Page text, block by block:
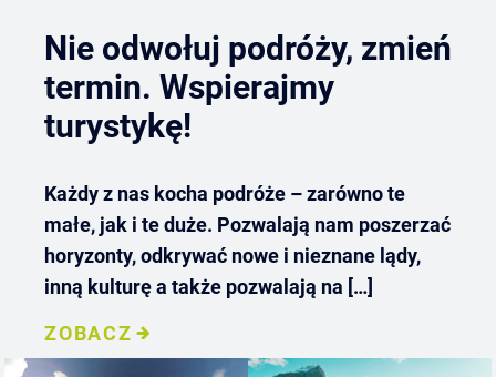
Nie odwołuj podróży, zmień
termin. Wspierajmy
turystykę!
Każdy z nas kocha podróże – zarówno te
małe, jak i te duże. Pozwalają nam poszerzać
horyzonty, odkrywać nowe i nieznane lądy,
inną kulturę a także pozwalają na […]
ZOBACZ